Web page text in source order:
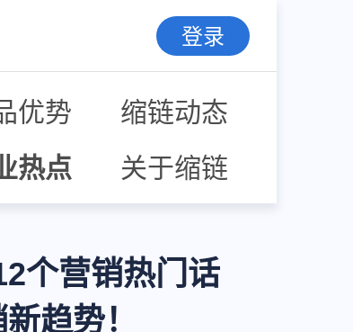
登录
优势
缩链动态
热点 关于缩链
个营销热门话
趋势！